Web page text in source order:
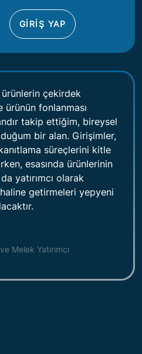
GİRİŞ YAP
çekirdek
ürünün fonlanması
takip ettiğim, bireysel
bir alan. Girişimler,
süreçlerini kitle
esasında ürünlerinin
yatırımcı olarak
getirmeleri yepyeni
Melek Yatırımcı